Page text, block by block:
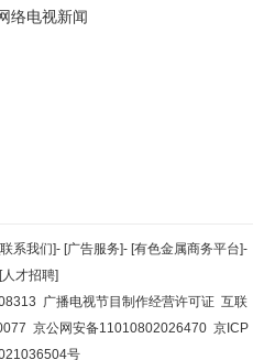
络电视新闻
回顶部
返回首页
系我们]- [广告服务]- [有色金属商务平台]-
[人才招聘]
广播电视节目制作经营许可证 互联
京公网安备11010802026470 京ICP
号